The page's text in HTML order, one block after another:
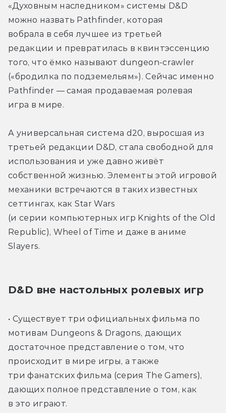
«Духовным наследником» системы D&D
можно назвать Pathfinder, которая
вобрала в себя лучшее из третьей
редакции и превратилась в квинтэссенцию
того, что ёмко называют dungeon-crawler
(«бродилка по подземельям»). Сейчас именно
Pathfinder — самая продаваемая ролевая
игра в мире.
А универсальная система d20, выросшая из
третьей редакции D&D, стала свободной для
использования и уже давно живёт
собственной жизнью. Элементы этой игровой
механики встречаются в таких известных
сеттингах, как Star Wars
(и серии компьютерных игр Knights of the Old
Republic), Wheel of Time и даже в аниме
Slayers.
D&D вне настольных ролевых игр
• Существует три официальных фильма по
мотивам Dungeons & Dragons, дающих
достаточное представление о том, что
происходит в мире игры, а также
три фанатских фильма (серия The Gamers),
дающих полное представление о том, как
в это играют.